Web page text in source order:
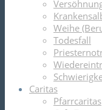
Weihe
Todesfall
Caritas
Pfarrcaritas